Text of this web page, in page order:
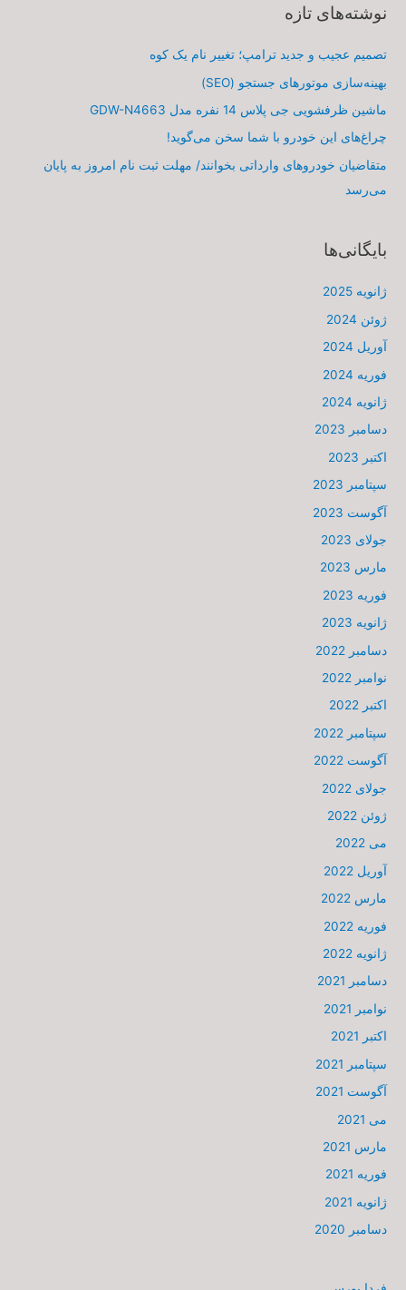
نوشته‌های تازه
تصمیم عجیب و جدید ترامپ؛ تغییر نام یک کوه
بهینه‌سازی موتورهای جستجو (SEO)
ماشین ظرفشویی جی پلاس 14 نفره مدل GDW-N4663
چراغ‌های این خودرو با شما سخن می‌گوید!
متقاضیان خودروهای وارداتی بخوانند/ مهلت ثبت نام امروز به پایان
می‌رسد
بایگانی‌ها
ژانویه 2025
ژوئن 2024
آوریل 2024
فوریه 2024
ژانویه 2024
دسامبر 2023
اکتبر 2023
سپتامبر 2023
آگوست 2023
جولای 2023
مارس 2023
فوریه 2023
ژانویه 2023
دسامبر 2022
نوامبر 2022
اکتبر 2022
سپتامبر 2022
آگوست 2022
جولای 2022
ژوئن 2022
می 2022
آوریل 2022
مارس 2022
فوریه 2022
ژانویه 2022
دسامبر 2021
نوامبر 2021
اکتبر 2021
سپتامبر 2021
آگوست 2021
می 2021
مارس 2021
فوریه 2021
ژانویه 2021
دسامبر 2020